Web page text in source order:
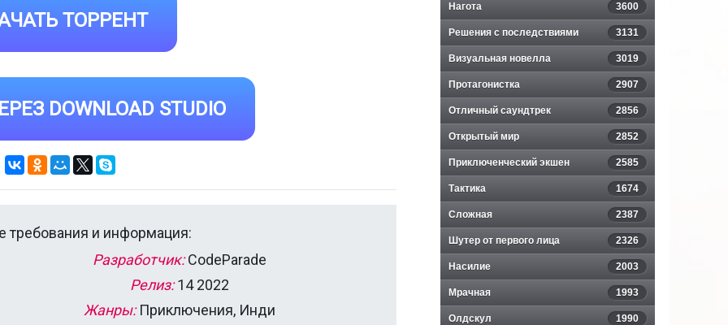
ТОРРЕНТ
DOWNLOAD STUDIO
требования и информация:
Разработчик:CodeParade
Релиз:14 2022
Жанры:Приключения, Инди
Нагота 3600
Решения с последствиями 3131
Визуальная новелла 3019
Протагонистка 2907
Отличный саундтрек 2856
Открытый мир 2852
Приключенческий экшен 2585
Тактика 1674
Сложная 2387
Шутер от первого лица 2326
Насилие 2003
Мрачная 1993
Олдскул 1990